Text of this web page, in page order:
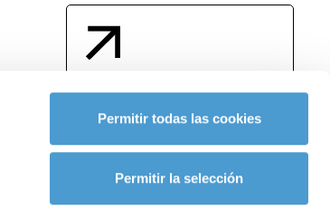
Permitir todas las cookies
Permitir la selección
Contacta con nosotros